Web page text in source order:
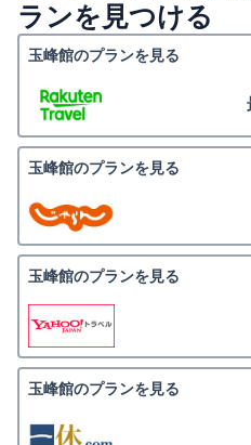
ランを見つける
玉峰館のプランを見る
玉峰館のプランを見る
玉峰館のプランを見る
玉峰館のプランを見る